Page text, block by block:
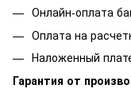
Онлайн-оплата
Оплата на
Наложенный
Гарантия от